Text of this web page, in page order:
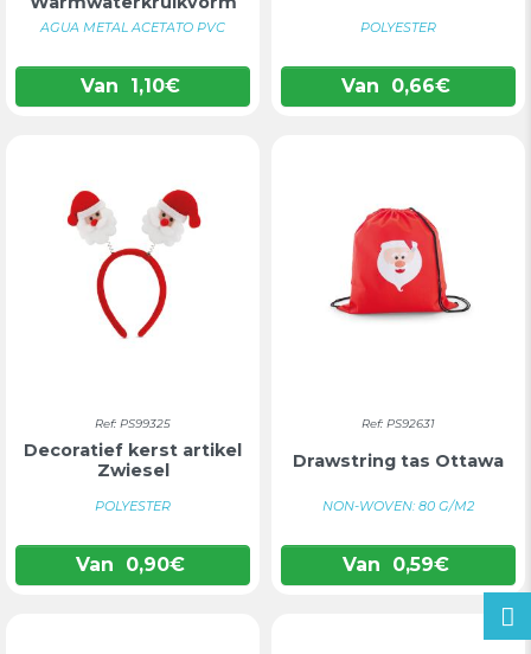
AGUA METAL ACETATO PVC
Van 1,10€
POLYESTER
Van 0,66€
Ref: PS99325
Decoratief kerst artikel
Zwiesel
POLYESTER
Van 0,90€
Ref: PS92631
Drawstring tas Ottawa
NON-WOVEN: 80 G/M2
Van 0,59€